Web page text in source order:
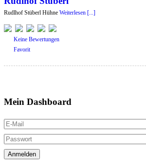
Rudlhof Stüberl Hühne Weiterlesen [...]
Keine Bewertungen
Favorit
Mein Dashboard